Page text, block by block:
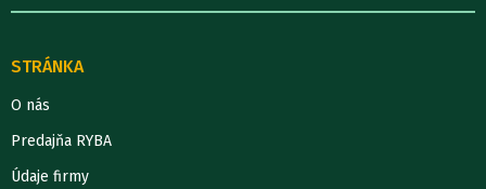
STRÁNKA
O nás
Predajňa RYBA
Údaje firmy